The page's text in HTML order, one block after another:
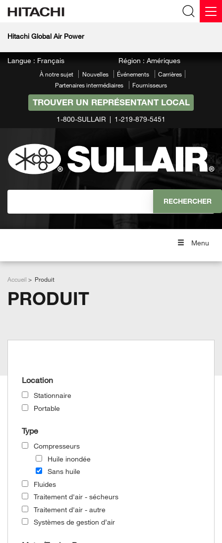
Hitachi Global Air Power
Langue : Français Région : Amériques
À notre sujet Nouvelles Événements
Carrières
Partenaires intermédiaires
Fournisseurs
TROUVER UN REPRÉSENTANT LOCAL
1-800-SULLAIR 1-219-879-5451
Menu
Accueil Produit
PRODUIT
Location
Stationnaire
Portable
Type
Compresseurs
Huile inondée
Sans huile
Fluides
Traitement d'air - sécheurs
Traitement d'air - autre
Systèmes de gestion d’air